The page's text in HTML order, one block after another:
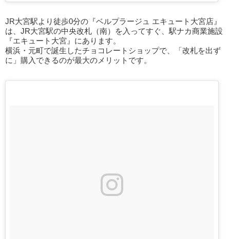
JR大宮駅より徒歩0分の『ベルプラージュ エキュート大宮店』
は、JR大宮駅の中央改札（南）を入ってすぐ、駅ナカ商業施設
『エキュート大宮』にあります。
横浜・元町で誕生したチョコレートショップで、「改札を出ず
に」購入できるのが最大のメリットです。